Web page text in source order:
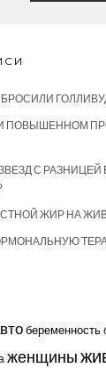
ПОВЫШЕННОМ
С РАЗНИЦЕЙ
ЖИР НА
беременность
женщины